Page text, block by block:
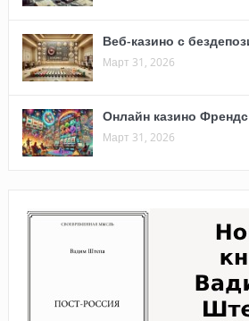
Веб-казино с
Март 31, 2026
Онлайн казино Френдс
Март 31, 2026